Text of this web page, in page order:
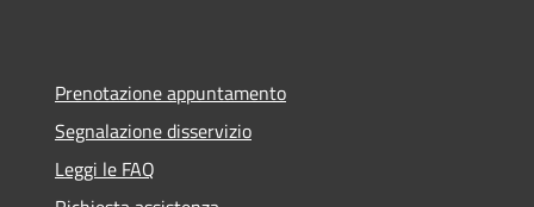
Prenotazione appuntamento
Segnalazione disservizio
Leggi le FAQ